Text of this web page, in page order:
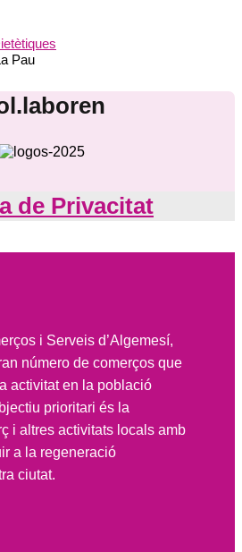
Pau
de Privacitat
i Serveis d’Algemesí,
número de comerços que
activitat en la població
prioritari és la
i altres activitats locals amb
a la regeneració
ciutat.